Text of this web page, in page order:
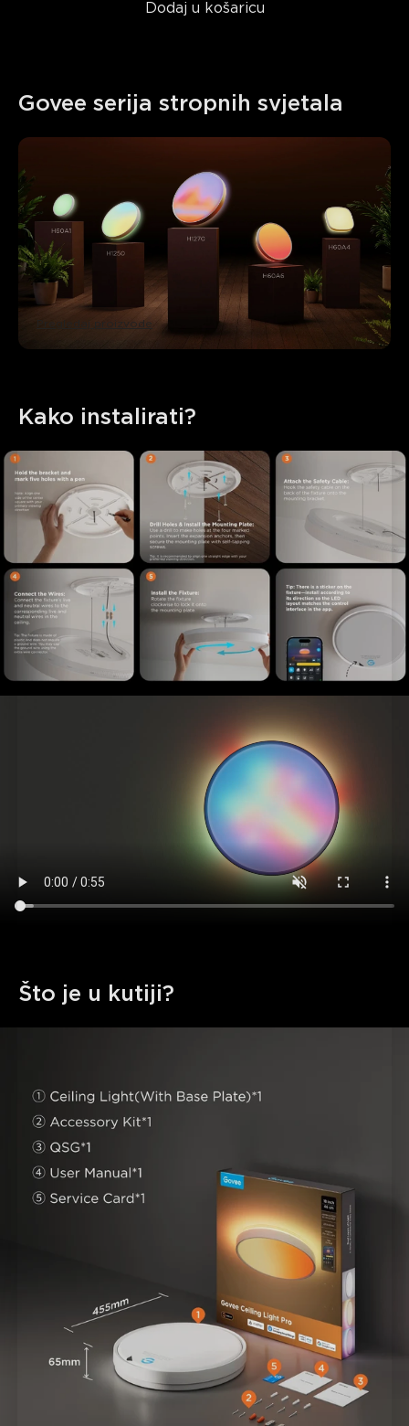
Dodaj u košaricu
Govee serija stropnih svjetala
Pregledaj proizvode
Kako instalirati?
Što je u kutiji?